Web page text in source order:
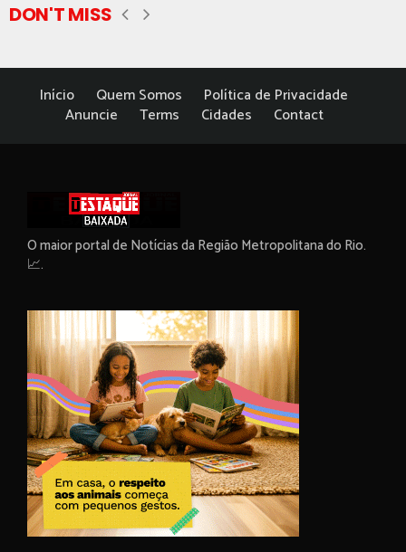
DON'T MISS
Início Quem Somos
Política de Privacidade
Anuncie
Terms Cidades Contact
O maior portal de Notícias da Região Metropolitana do Rio.
📈.